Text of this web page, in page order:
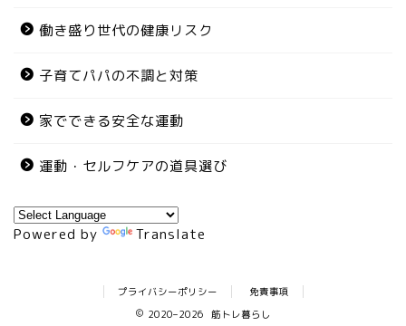
働き盛り世代の健康リスク
子育てパパの不調と対策
家でできる安全な運動
運動・セルフケアの道具選び
Powered by Translate
プライバシーポリシー
免責事項
2020–2026 筋トレ暮らし